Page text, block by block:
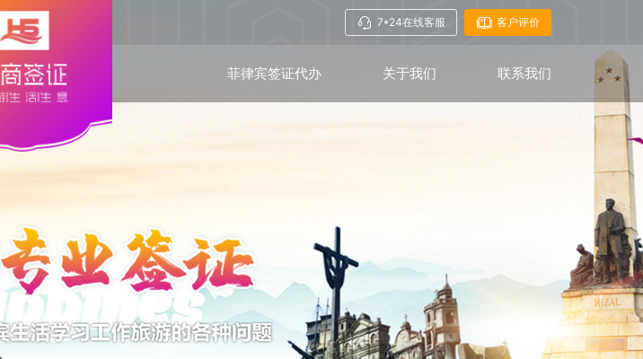
7*24在线客服 客户评价
菲律宾签证代办 关于我们 联系我们